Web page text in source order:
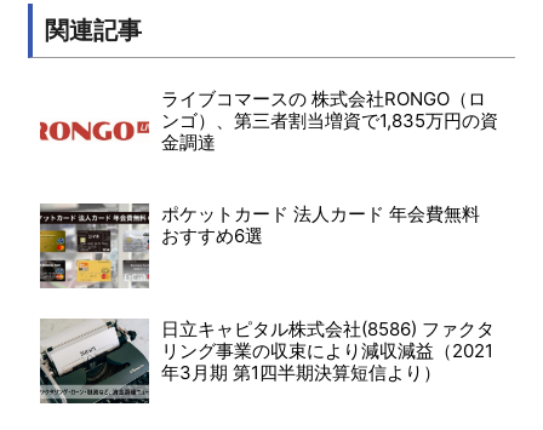
関連記事
ライブコマースの 株式会社RONGO（ロ
ンゴ）、第三者割当増資で1,835万円の資
金調達
ポケットカード 法人カード 年会費無料
おすすめ6選
日立キャピタル株式会社(8586) ファクタ
リング事業の収束により減収減益（2021
年3月期 第1四半期決算短信より）